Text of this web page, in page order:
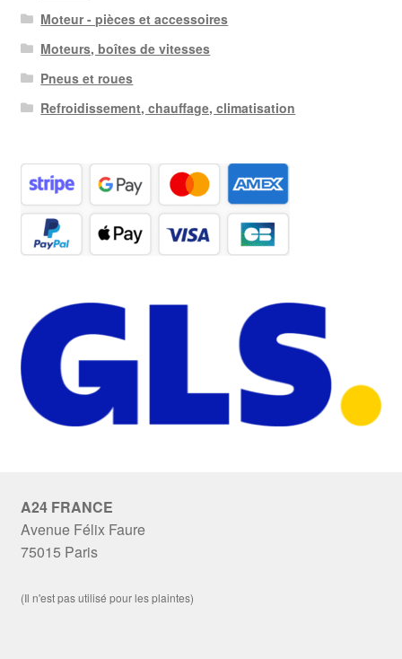
Moteur - pièces et accessoires
Moteurs, boîtes de vitesses
Pneus et roues
Refroidissement, chauffage, climatisation
A24 FRANCE
Avenue Félix Faure
75015 Paris
(Il n'est pas utilisé pour les plaintes)